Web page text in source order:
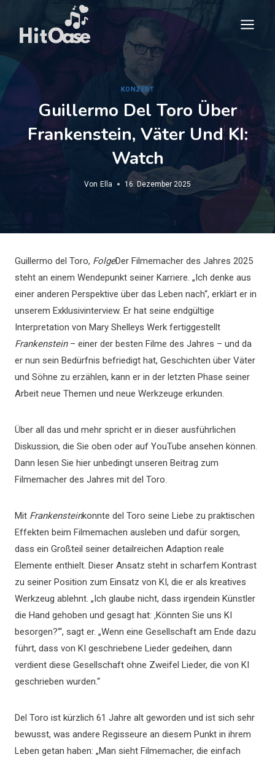
springen
KONZERT
Guillermo Del Toro Über
Frankenstein, Väter Und KI:
Watch
Von Ella 16. Dezember 2025
Guillermo del Toro, FolgeDer Filmemacher des Jahres 2025
steht an einem Wendepunkt seiner Karriere. „Ich denke aus
einer anderen Perspektive über das Leben nach“, erklärt er in
unserem Exklusivinterview. Er hat seine endgültige
Interpretation von Mary Shelleys Werk fertiggestellt
Frankenstein– einer der besten Filme des Jahres – und da
er nun sein Bedürfnis befriedigt hat, Geschichten über Väter
und Söhne zu erzählen, kann er in der letzten Phase seiner
Arbeit neue Themen und neue Werkzeuge erkunden.
Über all das und mehr spricht er in dieser ausführlichen
Diskussion, die Sie oben oder auf YouTube ansehen können.
Dann lesen Sie hier unbedingt unseren Beitrag zum
Filmemacher des Jahres mit del Toro.
Mit Frankensteinkonnte del Toro seine Liebe zu praktischen
Effekten beim Filmemachen ausleben und dafür sorgen,
dass ein Großteil seiner detailreichen Adaption reale
Elemente enthielt. Dieser Ansatz steht in scharfem Kontrast
zu seiner Position zum Einsatz von KI, die er als kreatives
Werkzeug ablehnt. „Ich glaube nicht, dass irgendein Künstler
die Hand gehoben und gesagt hat: ‚Könnten Sie uns KI
besorgen?‘“, sagt er. „Wenn eine Gesellschaft am Ende dazu
führt, dass von KI geschriebene Lieder gedeihen, dann
verdient diese Gesellschaft ohne Zweifel Lieder, die von KI
geschrieben wurden.“
Del Toro ist kürzlich 61 Jahre alt geworden und ist sich sehr
bewusst, was andere Regisseure an diesem Punkt in ihrem
Leben getan haben: „Man sieht Filmemacher, die einfach